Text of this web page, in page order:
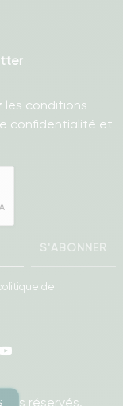
les conditions
confidentialité et
S'ABONNER
de
réservés.